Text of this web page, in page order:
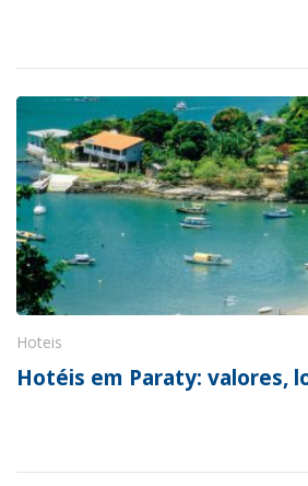
Hoteis
Hotéis em Paraty: valores,